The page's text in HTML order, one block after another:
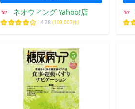
ネオウィング Yahoo!店
4.28 (109,007件)